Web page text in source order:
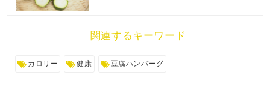
関連するキーワード
カロリー 健康 豆腐ハンバーグ